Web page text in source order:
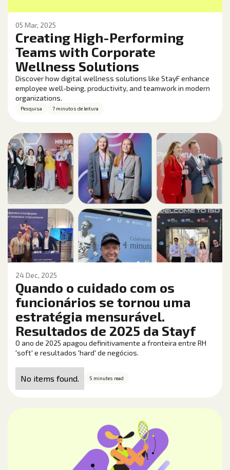
05 Mar, 2025
Creating High-Performing
Teams with Corporate
Wellness Solutions
Discover how digital wellness solutions like StayF enhance
employee well-being, productivity, and teamwork in modern
organizations.
Pesquisa 7 minutos de leitura
24 Dec, 2025
Quando o cuidado com os
funcionários se tornou uma
estratégia mensurável.
Resultados de 2025 da Stayf
O ano de 2025 apagou definitivamente a fronteira entre RH
'soft' e resultados 'hard' de negócios.
No items found. 5 minutes read